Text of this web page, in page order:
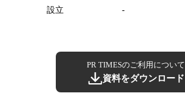
設立
-
PR TIMESのご利用について
資料をダウンロード